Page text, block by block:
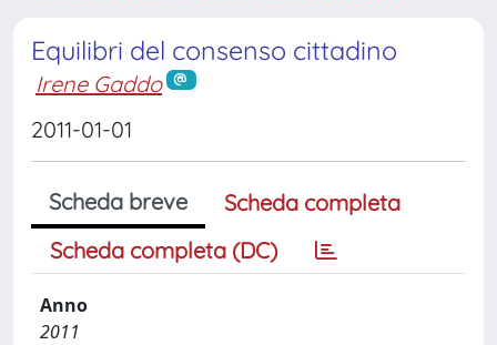
Equilibri del consenso cittadino
Irene Gaddo
2011-01-01
Scheda breve
Scheda completa
Scheda completa (DC)
Anno
2011